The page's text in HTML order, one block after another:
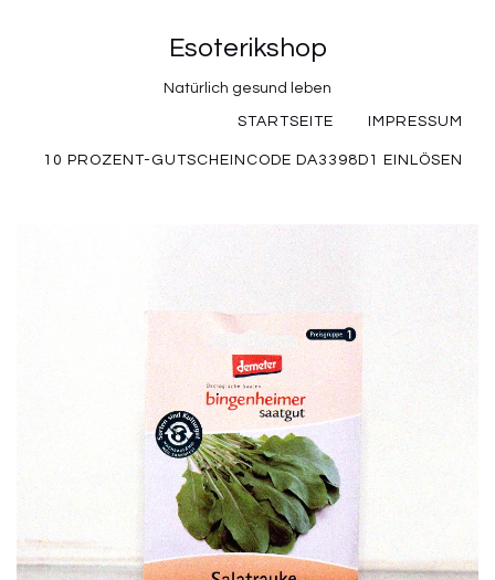
Esoterikshop
Natürlich gesund leben
STARTSEITE IMPRESSUM
10 PROZENT-GUTSCHEINCODE DA3398D1 EINLÖSEN